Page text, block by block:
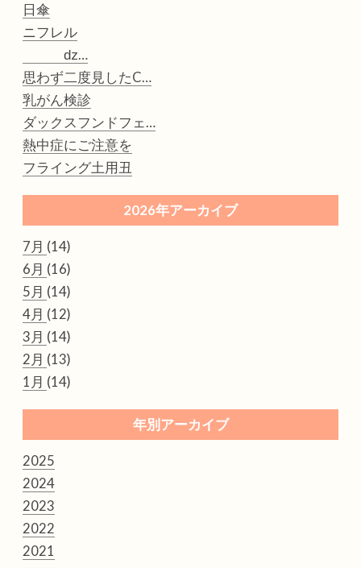
日傘
ニフレル
ǳ…
思わず二度見したC…
乳がん検診
ダックスフンドフェ…
熱中症にご注意を
フライング土用丑
2026年アーカイブ
7月 (14)
6月 (16)
5月 (14)
4月 (12)
3月 (14)
2月 (13)
1月 (14)
年別アーカイブ
2025
2024
2023
2022
2021